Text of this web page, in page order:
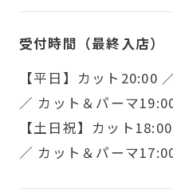
受付時間（最終入店）
【平日】カット20:00
／ カット＆パーマ
【土日祝】カット
／ カット＆パーマ